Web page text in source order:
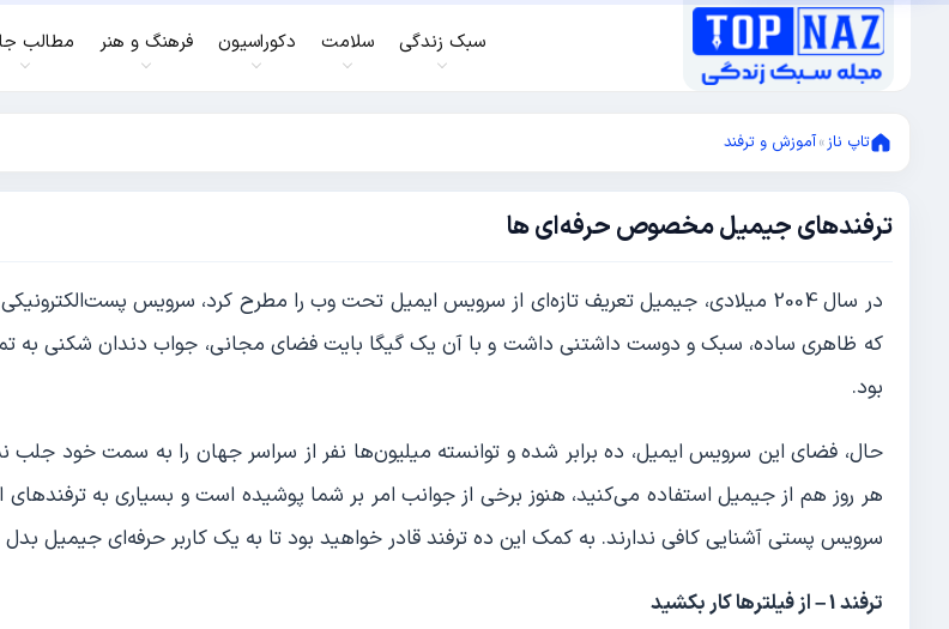
سبک زندگی سلامت دکوراسیون فرهنگ و هنر مطالب
تاپ ناز»آموزش و ترفند
ترفندهای جیمیل مخصوص حرفه‌ای‌ ها
دسامبر
دسامبر
20,
2012
در سال 2004 میلادی، جیمیل تعریف تازه‌ای از سرویس ایمیل تحت وب را مطرح کرد، سرویس
که ظاهری ساده، سبک و دوست داشتنی داشت و با آن یک گیگا بایت فضای مجانی، جواب دندان شکنی به
بود.
حال، فضای این سرویس ایمیل، ده برابر شده و توانسته میلیون‌ها نفر از سراسر جهان را به سمت خود جلب
هر روز هم از جیمیل استفاده می‌کنید، هنوز برخی از جوانب امر بر شما پوشیده است و بسیاری به ترفندهای
سرویس پستی آشنایی کافی ندارند. به کمک این ده ترفند قادر خواهید بود تا به یک کاربر حرفه‌ای جیمیل
ترفند 1 – از فیلترها کار بکشید